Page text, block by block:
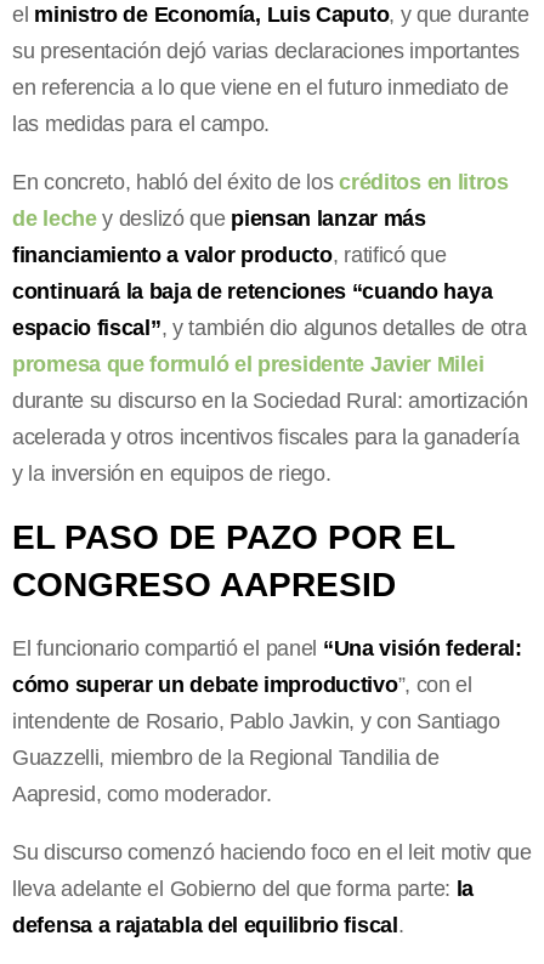
el ministro de Economía, Luis Caputo, y que durante
su presentación dejó varias declaraciones importantes
en referencia a lo que viene en el futuro inmediato de
las medidas para el campo.
En concreto, habló del éxito de loscréditos en litros
de lechey deslizó que piensan lanzar más
financiamiento a valor producto, ratificó que
continuará la baja de retenciones “cuando haya
espacio fiscal”, y también dio algunos detalles de otra
promesa que formuló el presidente Javier Milei
durante su discurso en la Sociedad Rural: amortización
acelerada y otros incentivos fiscales para la ganadería
y la inversión en equipos de riego.
EL PASO DE PAZO POR EL
CONGRESO AAPRESID
El funcionario compartió el panel “Una visión federal:
cómo superar un debate improductivo”, con el
intendente de Rosario, Pablo Javkin, y con Santiago
Guazzelli, miembro de la Regional Tandilia de
Aapresid, como moderador.
Su discurso comenzó haciendo foco en el leit motiv que
lleva adelante el Gobierno del que forma parte: la
defensa a rajatabla del equilibrio fiscal.